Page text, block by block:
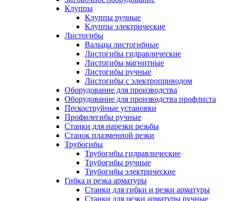
Клуппы
Клуппы ручные
Клуппы электрические
Листогибы
Вальцы листогибные
Листогибы гидравлические
Листогибы магнитные
Листогибы ручные
Листогибы с электроприводом
Оборудование для производства
Оборудование для производства профлиста
Пескоструйные установки
Профилегибы ручные
Станки для нарезки резьбы
Станок плазменной резки
Трубогибы
Трубогибы гидравлические
Трубогибы ручные
Трубогибы электрические
Гибка и резка арматуры
Станки для гибки и резки арматуры
Станки для резки арматуры ручные